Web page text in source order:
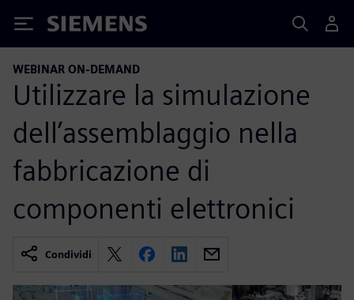
Siemens
WEBINAR ON-DEMAND
Utilizzare la simulazione
dell’assemblaggio nella
fabbricazione di
componenti elettronici
Condividi